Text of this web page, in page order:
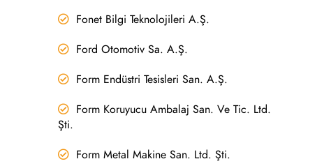
Fonet Bilgi Teknolojileri A.Ş.
Ford Otomotiv Sa. A.Ş.
Form Endüstri Tesisleri San. A.Ş.
Form Koruyucu Ambalaj San. Ve Tic. Ltd.
Şti.
Form Metal Makine San. Ltd. Şti.